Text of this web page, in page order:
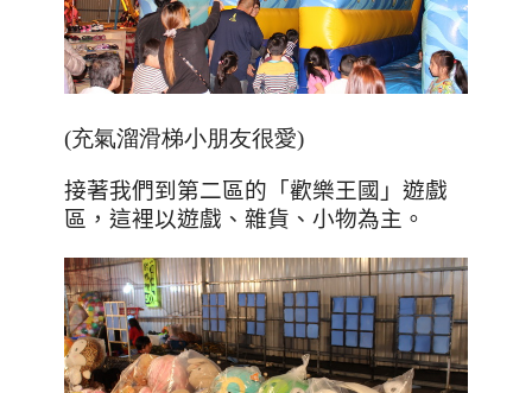
(充氣溜滑梯小朋友很愛)
接著我們到第二區的「歡樂王國」遊戲
區，這裡以遊戲、雜貨、小物為主。